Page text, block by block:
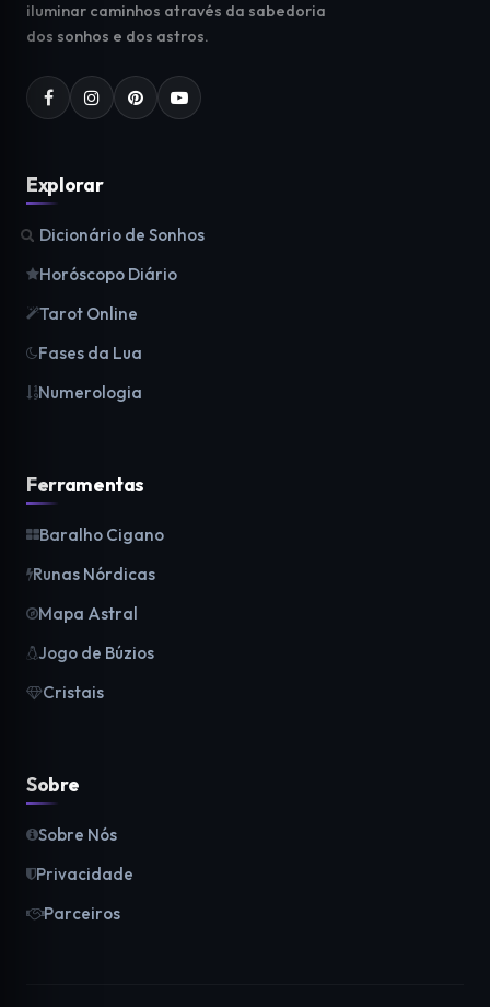
iluminar caminhos através da sabedoria
dos sonhos e dos astros.
Explorar
Dicionário de Sonhos
Horóscopo Diário
Tarot Online
Fases da Lua
Numerologia
Ferramentas
Baralho Cigano
Runas Nórdicas
Mapa Astral
Jogo de Búzios
Cristais
Sobre
Sobre Nós
Privacidade
Parceiros